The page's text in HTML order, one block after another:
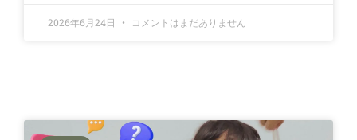
2026年6月24日 コメントはまだありません